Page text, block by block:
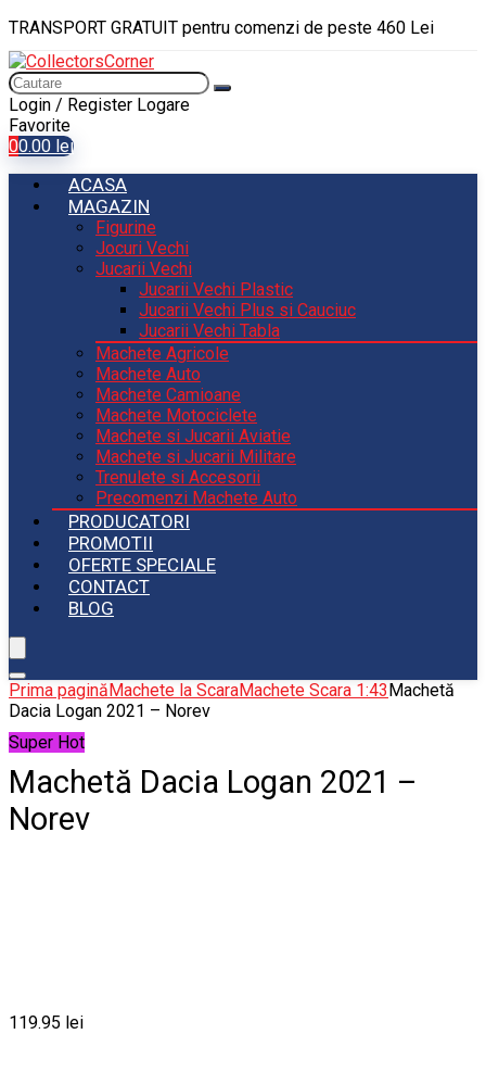
TRANSPORT GRATUIT pentru comenzi de peste 460 Lei
Login / Register Logare
Favorite
00.00 lei
ACASA
MAGAZIN
Figurine
Jocuri Vechi
Jucarii Vechi
Jucarii Vechi Plastic
Jucarii Vechi Plus si Cauciuc
Jucarii Vechi Tabla
Machete Agricole
Machete Auto
Machete Camioane
Machete Motociclete
Machete si Jucarii Aviatie
Machete si Jucarii Militare
Trenulete si Accesorii
Precomenzi Machete Auto
PRODUCATORI
PROMOTII
OFERTE SPECIALE
CONTACT
BLOG
Prima paginăMachete la ScaraMachete Scara 1:43Machetă
Dacia Logan 2021 – Norev
Super Hot
Machetă Dacia Logan 2021 –
Norev
119.95 lei